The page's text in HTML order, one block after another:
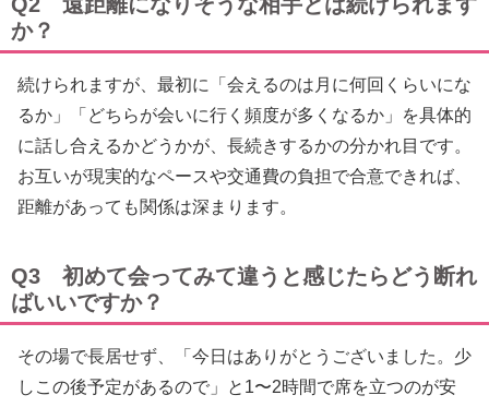
か？
続けられますが、最初に「会えるのは月に何回くらいにな
るか」「どちらが会いに行く頻度が多くなるか」を具体的
に話し合えるかどうかが、長続きするかの分かれ目です。
お互いが現実的なペースや交通費の負担で合意できれば、
距離があっても関係は深まります。
Q3 初めて会ってみて違うと感じたらどう断れ
ばいいですか？
その場で長居せず、「今日はありがとうございました。少
しこの後予定があるので」と1〜2時間で席を立つのが安